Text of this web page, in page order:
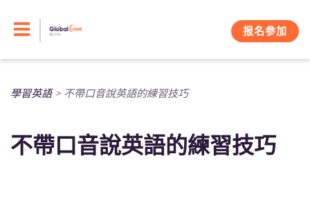
报名参加
學習英語> 不帶口音說英語的練習技巧
不帶口音說英語的練習技巧